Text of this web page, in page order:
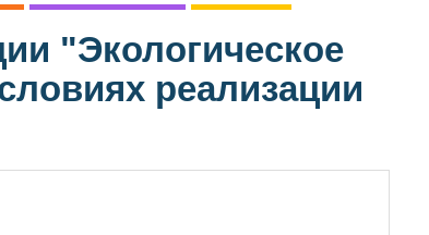
"Экологическое
реализации